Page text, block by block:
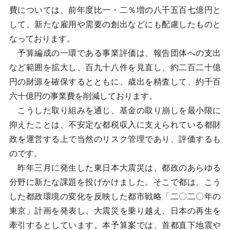
費については、前年度比一・二％増の八千五百七億円と
して、新たな雇用や需要の創出などにも配慮したものと
なっております。
予算編成の一環である事業評価は、報告団体への支出
など範囲を拡大し、百九十八件を見直し、約二百二十億
円の財源を確保するとともに、歳出を精査して、約千百
六十億円の事業費を削減しております。
こうした取り組みを通じ、基金の取り崩しを最小限に
抑えたことは、不安定な都税収入に支えられている都財
政を運営する上で当然のリスク管理であり、評価するも
のです。
昨年三月に発生した東日本大震災は、都政のあらゆる
分野に新たな課題を投げかけました。そこで都は、こう
した都政環境の変化を反映した都市戦略「二〇二〇年の
東京」計画を発表し、大震災を乗り越え、日本の再生を
牽引するとしています。本予算案では、首都直下地震や